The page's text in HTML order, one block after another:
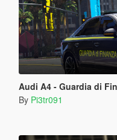
Audi A4 - Guardia di
By Pi3tr091